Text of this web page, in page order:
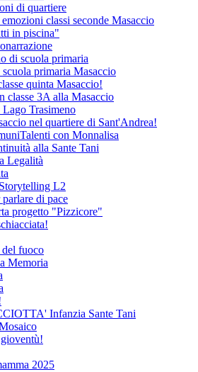
di quartiere
classi seconde Masaccio
in piscina"
di scuola primaria
primaria Masaccio
quinta Masaccio!
classe 3A alla Masaccio
Lago Trasimeno
nel quartiere di Sant'Andrea!
con Monnalisa
alla Sante Tani
Legalità
L2
di pace
progetto "Pizzicore"
fuoco
Memoria
Infanzia Sante Tani
2025